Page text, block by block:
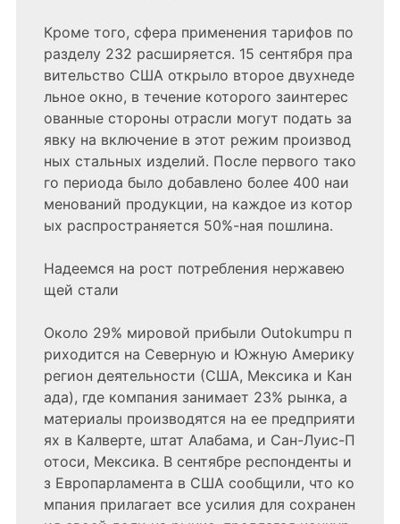
Кроме того, сфера применения тарифов по
разделу 232 расширяется. 15 сентября пра
вительство США открыло второе двухнеде
льное окно, в течение которого заинтерес
ованные стороны отрасли могут подать за
явку на включение в этот режим производ
ных стальных изделий. После первого тако
го периода было добавлено более 400 наи
менований продукции, на каждое из котор
ых распространяется 50%-ная пошлина.
Надеемся на рост потребления нержавею
щей стали
Около 29% мировой прибыли Outokumpu п
риходится на Северную и Южную Америку
регион деятельности (США, Мексика и Кан
ада), где компания занимает 23% рынка, а
материалы производятся на ее предприяти
ях в Калверте, штат Алабама, и Сан-Луис-П
отоси, Мексика. В сентябре респонденты и
з Европарламента в США сообщили, что ко
мпания прилагает все усилия для сохранен